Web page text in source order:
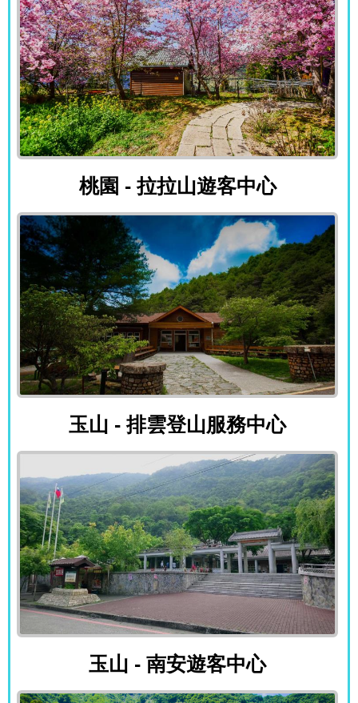
桃園 - 拉拉山遊客中心
桃園 - 拉拉山遊客中心
玉山 - 排雲登山服務中心
玉山 - 排雲登山服務中心
玉山 - 南安遊客中心
玉山 - 南安遊客中心